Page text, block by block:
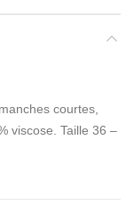
courtes,
viscose. Taille 36 –